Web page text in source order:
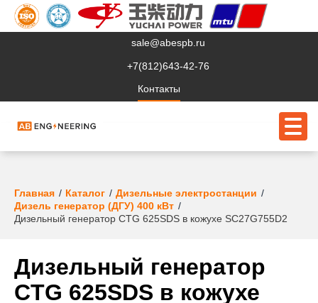
sale@abespb.ru
+7(812)643-42-76
Контакты
О компании
Клиентам
Сервис
Главная Каталог
Дизельные электростанции
Дизель генератор (ДГУ) 400 кВт
Дизельный генератор CTG 625SDS в кожухе SC27G755D2
Дизельный генератор
CTG 625SDS в кожухе